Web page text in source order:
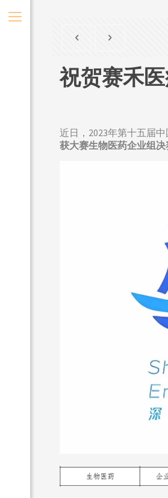
祝贺赛禾
近日，2023年第十五届
获大赛生物医药企业组决